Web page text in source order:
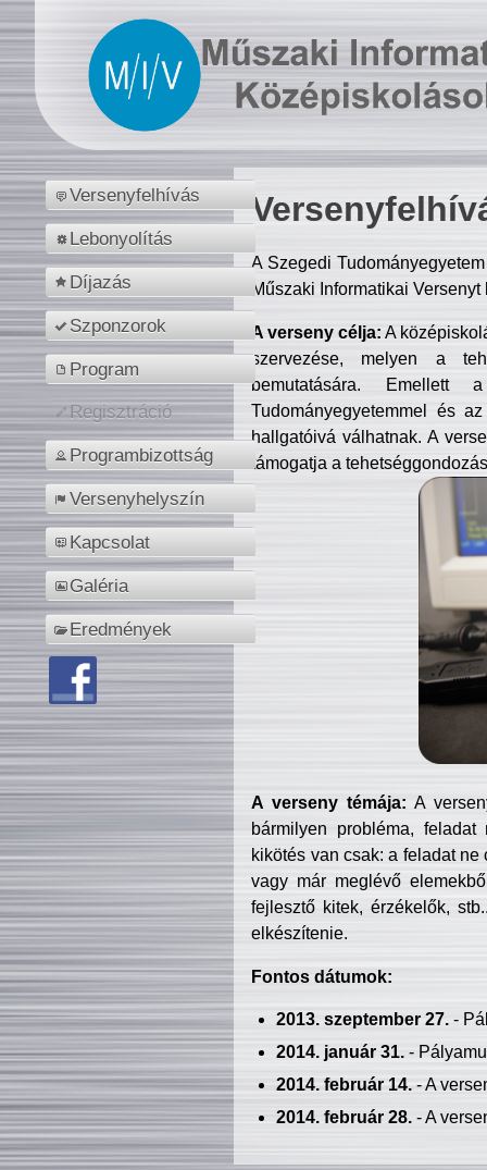
Versenyfelhívás
Lebonyolítás
Díjazás
Szponzorok
Program
Regisztráció
Programbizottság
Versenyhelyszín
Kapcsolat
Galéria
Eredmények
A Szegedi
Műszaki Informatikai
A verseny célja: A
szervezése, melyen a
bemutatására. Emellett
Tudományegyetemmel és
hallgatóivá válhatnak. A
támogatja a
A verseny témája: A
bármilyen probléma, feladat
kikötés van csak: a feladat
vagy már meglévő
fejlesztő kitek, érzékelők,
elkészítenie.
Fontos dátumok:
2013. szeptember 27.-
2014. január 31.-
2014. február 14.- A
2014. február 28.- A